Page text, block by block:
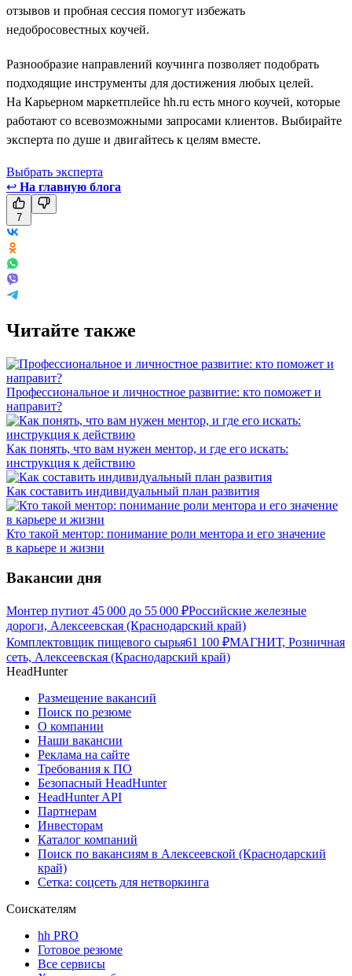
отзывов и пробная сессия помогут избежать
недобросовестных коучей.
Разнообразие направлений коучинга позволяет подобрать
подходящие инструменты для достижения любых целей.
На Карьерном маркетплейсе hh.ru есть много коучей, которые
работают со всевозможными запросами клиентов. Выбирайте
эксперта по душе и двигайтесь к целям вместе.
Выбрать эксперта
↩ На главную блога
7
Читайте также
Профессиональное и личностное развитие: кто поможет и
направит?
Как понять, что вам нужен ментор, и где его искать:
инструкция к действию
Как составить индивидуальный план развития
Кто такой ментор: понимание роли ментора и его значение
в карьере и жизни
Вакансии дня
Монтер путиот 45 000 до 55 000 ₽Российские железные
дороги, Алексеевская (Краснодарский край)
Комплектовщик пищевого сырья61 100 ₽МАГНИТ, Розничная
сеть, Алексеевская (Краснодарский край)
HeadHunter
Размещение вакансий
Поиск по резюме
О компании
Наши вакансии
Реклама на сайте
Требования к ПО
Безопасный HeadHunter
HeadHunter API
Партнерам
Инвесторам
Каталог компаний
Поиск по вакансиям в Алексеевской (Краснодарский
край)
Сетка: соцсеть для нетворкинга
Соискателям
hh PRO
Готовое резюме
Все сервисы